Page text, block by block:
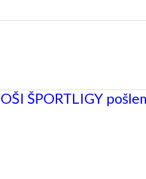
ŠPORTLIGY